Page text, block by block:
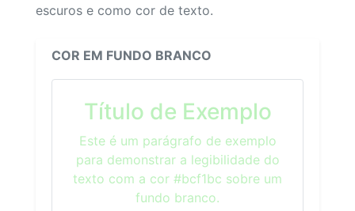
escuros e como cor de texto.
COR EM FUNDO BRANCO
Título de Exemplo
Este é um parágrafo de exemplo
para demonstrar a legibilidade do
texto com a cor #bcf1bc sobre um
fundo branco.